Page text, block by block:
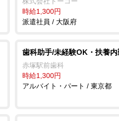
時給1,300円
派遣社員 / 大阪府
歯科助手/未経験OK・扶養
赤塚駅前歯科
時給1,300円
アルバイト・パート / 東京都